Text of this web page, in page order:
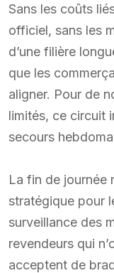
Sans les coûts
officiel, sans les
d’une filière
que les
aligner. Pour de
limités, ce circuit
secours
La fin de journée
stratégique pour
surveillance des
revendeurs qui
acceptent de